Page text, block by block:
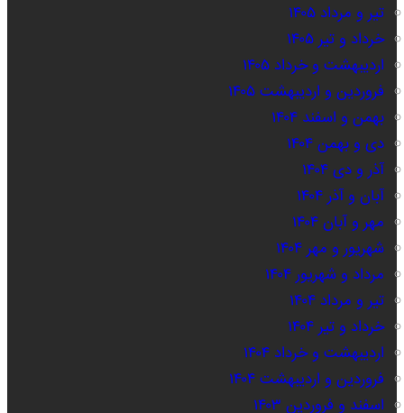
تیر و مرداد ۱۴۰۵
خرداد و تیر ۱۴۰۵
اردیبهشت و خرداد ۱۴۰۵
فروردین و اردیبهشت ۱۴۰۵
بهمن و اسفند ۱۴۰۴
دی و بهمن ۱۴۰۴
آذر و دی ۱۴۰۴
آبان و آذر ۱۴۰۴
مهر و آبان ۱۴۰۴
شهریور و مهر ۱۴۰۴
مرداد و شهریور ۱۴۰۴
تیر و مرداد ۱۴۰۴
خرداد و تیر ۱۴۰۴
اردیبهشت و خرداد ۱۴۰۴
فروردین و اردیبهشت ۱۴۰۴
اسفند و فروردین ۱۴۰۳